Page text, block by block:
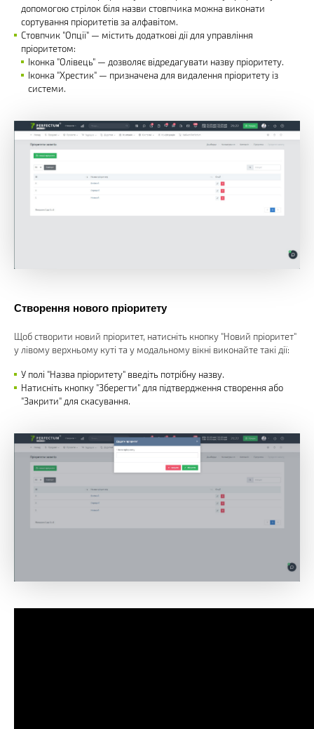
допомогою стрілок біля назви стовпчика можна виконати
сортування пріоритетів за алфавітом.
Стовпчик "Опції" — містить додаткові дії для управління
пріоритетом:
Іконка "Олівець" — дозволяє відредагувати назву пріоритету.
Іконка "Хрестик" — призначена для видалення пріоритету із
системи.
Створення нового пріоритету
Щоб створити новий пріоритет, натисніть кнопку "Новий пріоритет"
у лівому верхньому куті та у модальному вікні виконайте такі дії:
У полі "Назва пріоритету" введіть потрібну назву.
Натисніть кнопку "Зберегти" для підтвердження створення або
"Закрити" для скасування.